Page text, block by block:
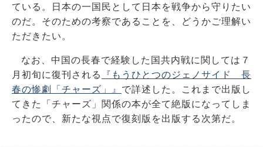
ている。日本の一国民として日本を戦争から守りたい
のだ。そのための考察であることを、どうかご理解い
ただきたい。
なお、中国の長春で経験した国共内戦に関しては７
月初旬に復刊される
『もうひとつのジェノサイド 長
春の惨劇「チャーズ」』 で詳述した。これまで出版し
てきた「チャーズ」関係の本が全て絶版になってしま
ったので、新たな視点で復刻版を出版する次第だ。